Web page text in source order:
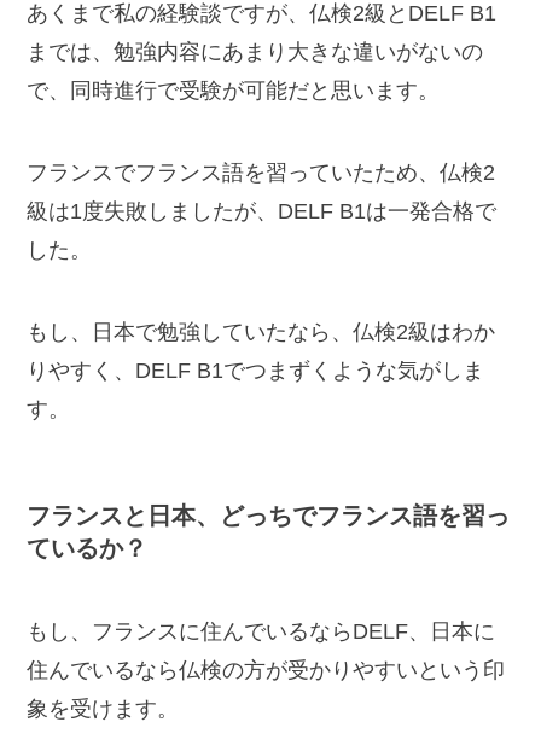
あくまで私の経験談ですが、仏検2級とDELF B1
までは、勉強内容にあまり大きな違いがないの
で、同時進行で受験が可能だと思います。
フランスでフランス語を習っていたため、仏検2
級は1度失敗しましたが、DELF B1は一発合格で
した。
もし、日本で勉強していたなら、仏検2級はわか
りやすく、DELF B1でつまずくような気がしま
す。
フランスと日本、どっちでフランス語を習っ
ているか？
もし、フランスに住んでいるならDELF、日本に
住んでいるなら仏検の方が受かりやすいという印
象を受けます。